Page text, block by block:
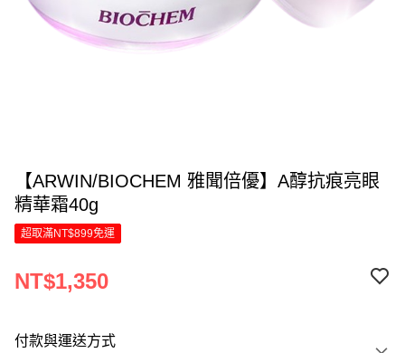
【ARWIN/BIOCHEM 雅聞倍優】A醇抗痕亮眼
精華霜40g
超取滿NT$899免運
NT$1,350
付款與運送方式